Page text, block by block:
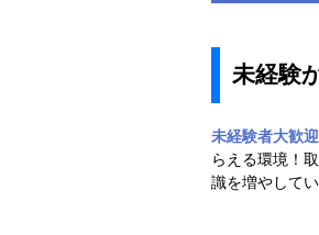
未経験
未経験者大歓迎
らえる環境！
識を増やしてい